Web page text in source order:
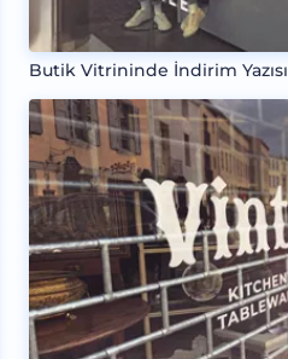
Butik Vitrininde İndirim Yazısı